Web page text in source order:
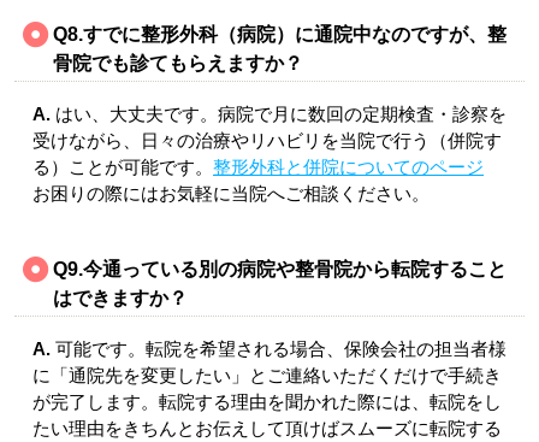
Q8.すでに整形外科（病院）に通院中なのですが、整
骨院でも診てもらえますか？
A. はい、大丈夫です。病院で月に数回の定期検査・診察を
受けながら、日々の治療やリハビリを当院で行う（併院す
る）ことが可能です。 整形外科と併院についてのページ
お困りの際にはお気軽に当院へご相談ください。
Q9.今通っている別の病院や整骨院から転院すること
はできますか？
A. 可能です。転院を希望される場合、保険会社の担当者様
に「通院先を変更したい」とご連絡いただくだけで手続き
が完了します。転院する理由を聞かれた際には、転院をし
たい理由をきちんとお伝えして頂けばスムーズに転院する